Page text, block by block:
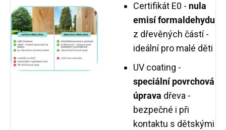
Certifikát E0 - nula
emisí formaldehydu
z dřevěných částí -
ideální pro malé děti
UV coating -
speciální povrchová
úprava dřeva -
bezpečné i při
kontaktu s dětskými